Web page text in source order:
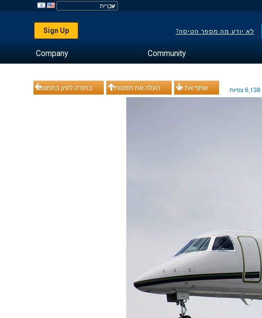
לא יודע מה מספר הטיסה? Sign Up
Community
Company
בחזרה לעיון בתמונות העלה את תמונותיך שתף את זה 6,138צפיות